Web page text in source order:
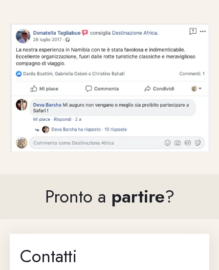
Pronto a partire?
Contatti